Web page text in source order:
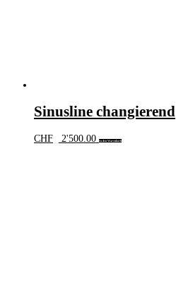
Sinusline changierend
CHF 2'500.00 In den Warenkorb